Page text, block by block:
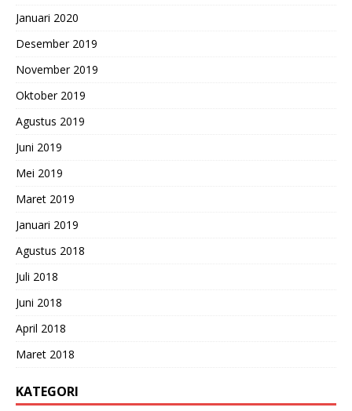
Januari 2020
Desember 2019
November 2019
Oktober 2019
Agustus 2019
Juni 2019
Mei 2019
Maret 2019
Januari 2019
Agustus 2018
Juli 2018
Juni 2018
April 2018
Maret 2018
KATEGORI